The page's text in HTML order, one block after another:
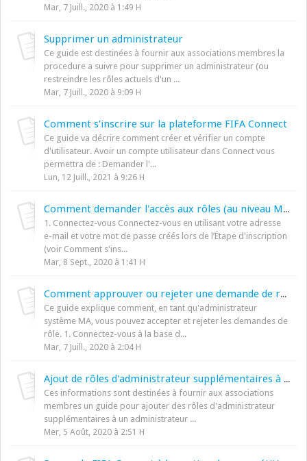
Mar, 7 Juill., 2020 à 1:49 H
Supprimer un administrateur
Ce guide est destinées à fournir aux associations membres la
procedure a suivre pour supprimer un administrateur (ou
restreindre les rôles actuels d'un ...
Mar, 7 Juill., 2020 à 9:09 H
Comment s'inscrire sur la plateforme FIFA Connect
Ce guide va décrire comment créer et vérifier un compte
d'utilisateur. Avoir un compte utilisateur dans Connect vous
permettra de : Demander l'...
Lun, 12 Juill., 2021 à 9:26 H
Comment demander l'accès aux rôles (au niveau MA)
1. Connectez-vous Connectez-vous en utilisant votre adresse
e-mail et votre mot de passe créés lors de l’Étape d'inscription
(voir Comment s'ins...
Mar, 8 Sept., 2020 à 1:41 H
Comment approuver ou rejeter une demande de rôle
Ce guide explique comment, en tant qu'administrateur
système MA, vous pouvez accepter et rejeter les demandes de
rôle. 1. Connectez-vous à la base d...
Mar, 7 Juill., 2020 à 2:04 H
Ajout de rôles d'administrateur supplémentaires à un administrateur
Ces informations sont destinées à fournir aux associations
membres un guide pour ajouter des rôles d'administrateur
supplémentaires à un administrateur ...
Mer, 5 Août, 2020 à 2:51 H